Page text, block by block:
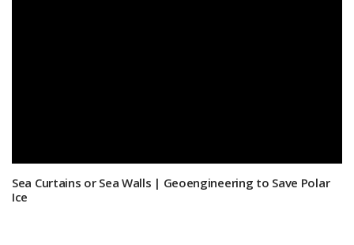
Sea Curtains or Sea Walls | Geoengineering to Save Polar
Ice